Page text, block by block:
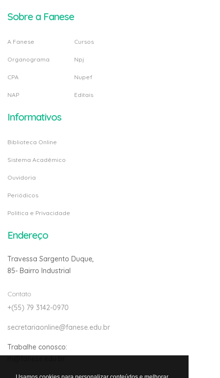
Sobre a Fanese
A Fanese
Organograma
CPA
NAP
Cursos
Npj
Nupef
Editais
Informativos
Biblioteca Online
Sistema Acadêmico
Ouvidoria
Periódicos
Politica e Privacidade
Endereço
Travessa Sargento Duque,
85- Bairro Industrial
Contato
+(55) 79 3142-0970
secretariaonline@fanese.edu.br
Trabalhe conosco: